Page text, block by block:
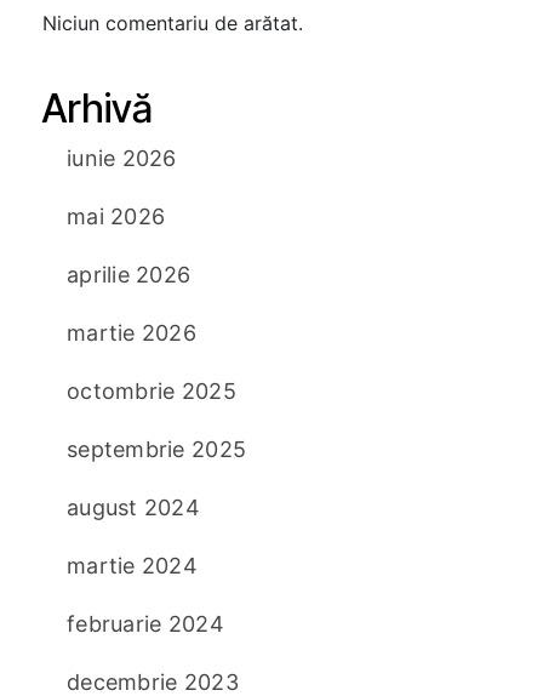
Niciun comentariu de arătat.
Arhivă
iunie 2026
mai 2026
aprilie 2026
martie 2026
octombrie 2025
septembrie 2025
august 2024
martie 2024
februarie 2024
decembrie 2023